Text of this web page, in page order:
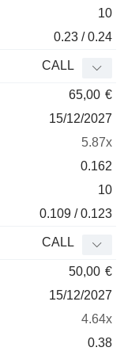
10
0.23 / 0.24
CALL
65,00 €
15/12/2027
5.87x
0.162
10
0.109 / 0.123
CALL
50,00 €
15/12/2027
4.64x
0.38